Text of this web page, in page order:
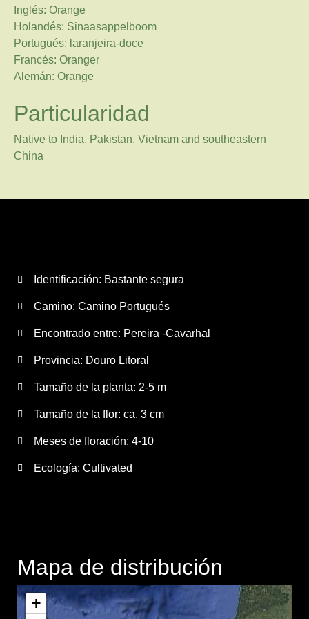
Inglés: Orange
Holandés: Sinaasappelboom
Portugués: laranjeira-doce
Francés: Oranger
Alemán: Orange
Particularidad
Native to India, Pakistan, Vietnam and southeastern
China
Identificación: Bastante segura
Camino: Camino Portugués
Encontrado entre: Pereira -Cavarhal
Provincia: Douro Litoral
Tamaño de la planta: 2-5 m
Tamaño de la flor: ca. 3 cm
Meses de floración: 4-10
Ecología: Cultivated
Mapa de distribución
+